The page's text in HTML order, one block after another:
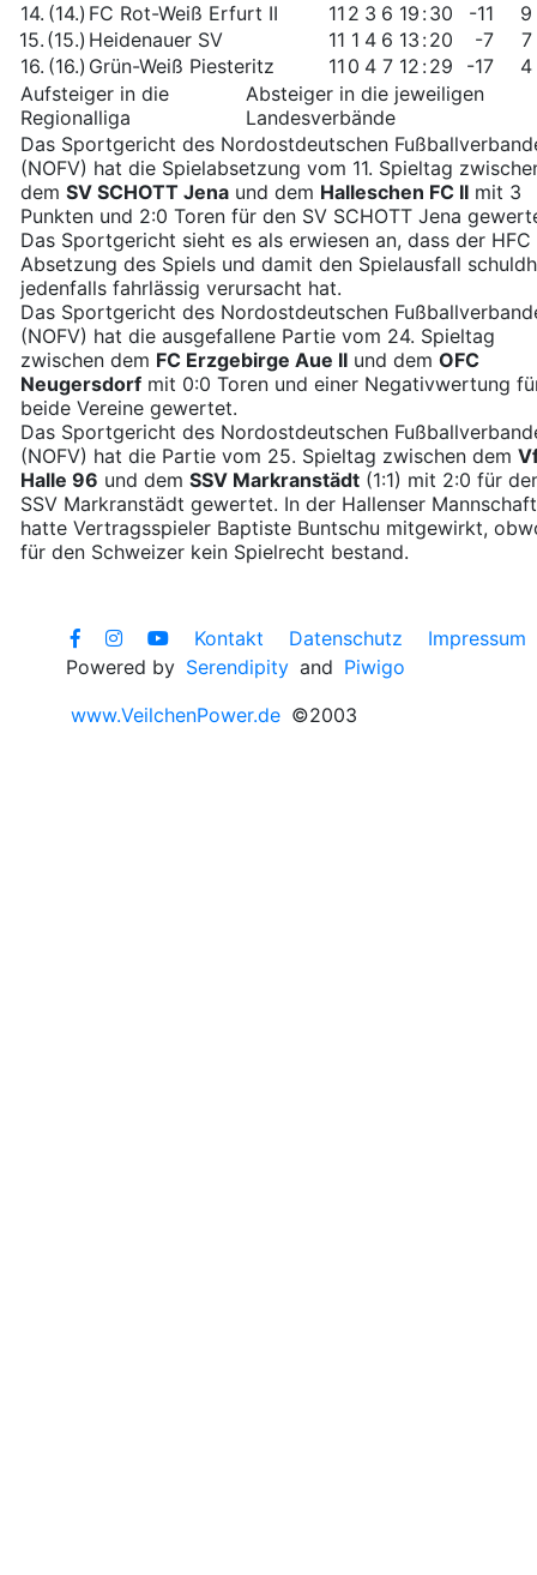
14. (14.) FC Rot-Weiß Erfurt II 11 2 3 6 19 :30 -11
9
15. (15.) Heidenauer SV 11 1 4 6 13 :20 -7
7
16. (16.) Grün-Weiß Piesteritz 11 0 4 7 12 :29 -17
4
Aufsteiger in die
Regionalliga
Absteiger in die jeweiligen
Landesverbände
Das Sportgericht des Nordostdeutschen
(NOFV) hat die Spielabsetzung vom 11. Spieltag
dem SV SCHOTT Jena und dem Halleschen FC II mit 3
Punkten und 2:0 Toren für den SV SCHOTT Jena
Das Sportgericht sieht es als erwiesen an, dass der HFC
Absetzung des Spiels und damit den Spielausfall
jedenfalls fahrlässig verursacht hat.
Das Sportgericht des Nordostdeutschen
(NOFV) hat die ausgefallene Partie vom 24. Spieltag
zwischen dem FC Erzgebirge Aue II und dem OFC
Neugersdorf mit 0:0 Toren und einer Negativwertung
beide Vereine gewertet.
Das Sportgericht des Nordostdeutschen
(NOFV) hat die Partie vom 25. Spieltag zwischen dem
Halle 96 und dem SSV Markranstädt (1:1) mit 2:0 für
SSV Markranstädt gewertet. In der Hallenser Mannschaft
hatte Vertragsspieler Baptiste Buntschu mitgewirkt,
für den Schweizer kein Spielrecht bestand.
Kontakt Datenschutz
Impressum
Powered by Serendipity and Piwigo
www.VeilchenPower.de ©2003